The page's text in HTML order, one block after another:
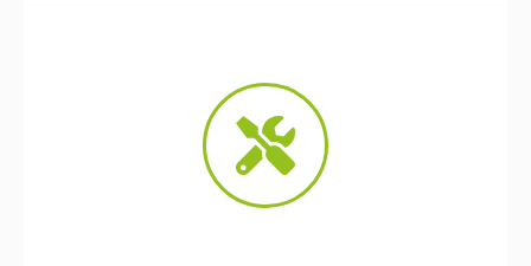
Regionale Fortbildungen